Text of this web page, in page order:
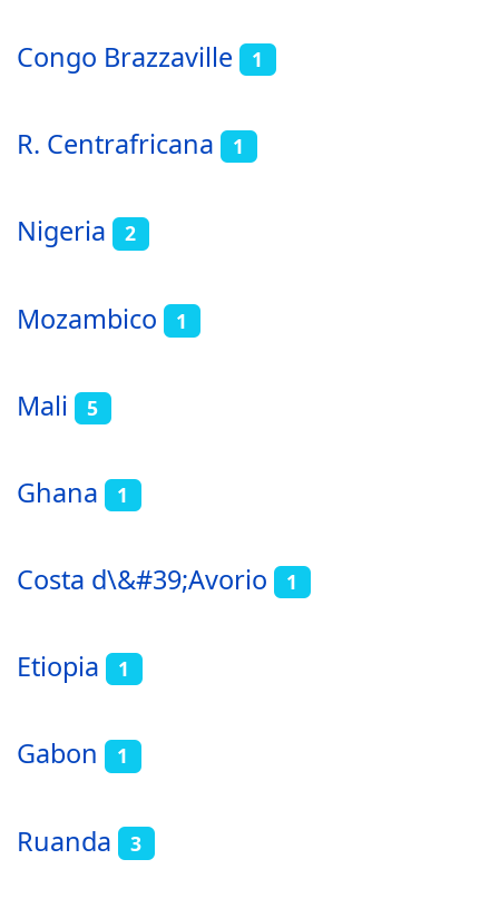
Congo Brazzaville 1
R. Centrafricana 1
Nigeria 2
Mozambico 1
Mali 5
Ghana 1
Costa d\&#39;Avorio 1
Etiopia 1
Gabon 1
Ruanda 3